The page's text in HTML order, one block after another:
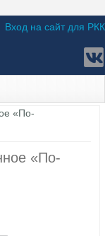
Вход на сайт для РКК
«По-
«По-